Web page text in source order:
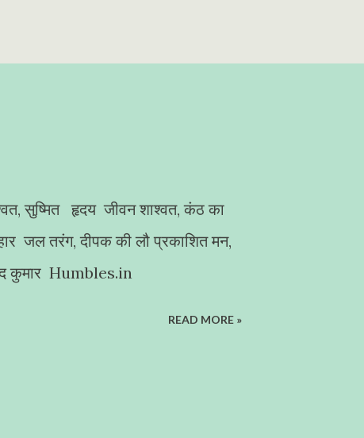
सुष्मित हृदय जीवन शाश्वत, कंठ का
जल तरंग, दीपक की लौ प्रकाशित मन,
कुमार Humbles.in
READ MORE »